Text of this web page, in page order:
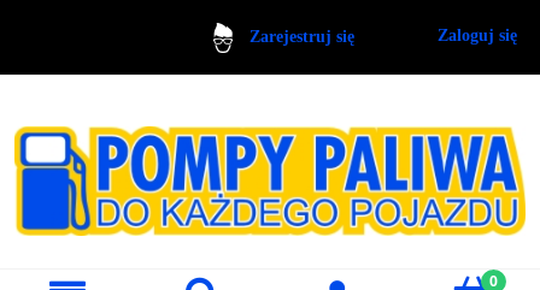
Zarejestruj się Zaloguj się